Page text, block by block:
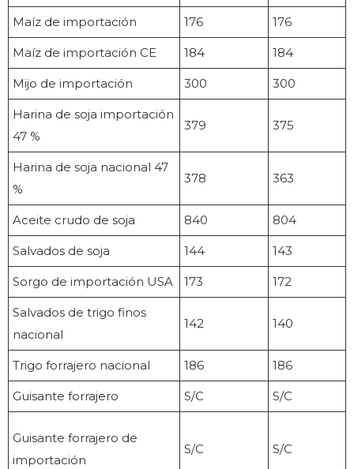
Maíz de importación 176 176
Maíz de importación CE 184 184
Mijo de importación 300 300
Harina de soja importación
47 %
379 375
Harina de soja nacional 47
%
378 363
Aceite crudo de soja 840 804
Salvados de soja 144 143
Sorgo de importación USA 173 172
Salvados de trigo finos
nacional
142 140
Trigo forrajero nacional 186 186
Guisante forrajero S/C S/C
Guisante forrajero de
importación
S/C S/C